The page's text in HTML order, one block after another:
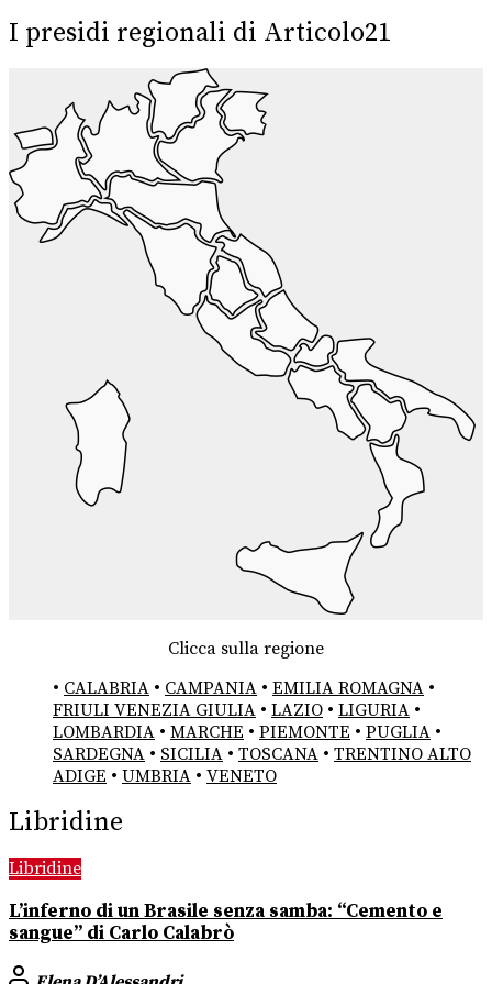
I presidi regionali di Articolo21
Clicca sulla regione
• CALABRIA • CAMPANIA • EMILIA ROMAGNA •
FRIULI VENEZIA GIULIA • LAZIO • LIGURIA •
LOMBARDIA • MARCHE • PIEMONTE • PUGLIA •
SARDEGNA • SICILIA • TOSCANA • TRENTINO ALTO
ADIGE • UMBRIA • VENETO
Libridine
Libridine
L’inferno di un Brasile senza samba: “Cemento e
sangue” di Carlo Calabrò